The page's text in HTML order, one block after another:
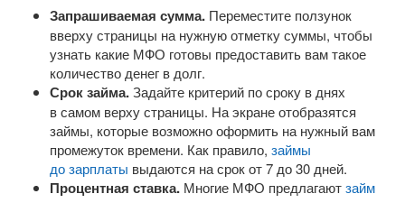
Запрашиваемая сумма. Переместите ползунок
вверху страницы на нужную отметку суммы, чтобы
узнать какие МФО готовы предоставить вам такое
количество денег в долг.
Срок займа.Задайте критерий по сроку в днях
в самом верху страницы. На экране отобразятся
займы, которые возможно оформить на нужный вам
промежуток времени. Как правило, займы
до зарплаты выдаются на срок от 7 до 30 дней.
Процентная ставка. Многие МФО предлагаютзайм